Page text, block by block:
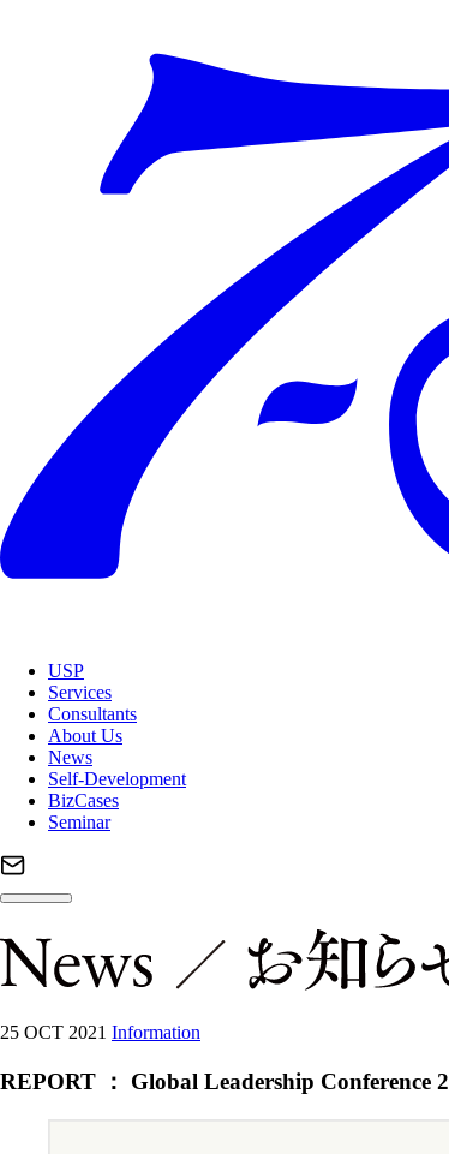
USP
Services
Consultants
About Us
News
Self-Development
BizCases
Seminar
25 OCT 2021 Information
REPORT ： Global Leadership Conference